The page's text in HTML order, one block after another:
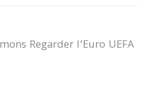
Regarder l’Euro UEFA